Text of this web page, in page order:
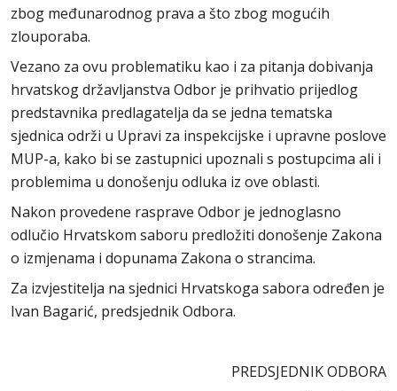
zbog međunarodnog prava a što zbog mogućih
zlouporaba.
Vezano za ovu problematiku kao i za pitanja dobivanja
hrvatskog državljanstva Odbor je prihvatio prijedlog
predstavnika predlagatelja da se jedna tematska
sjednica održi u Upravi za inspekcijske i upravne poslove
MUP-a, kako bi se zastupnici upoznali s postupcima ali i
problemima u donošenju odluka iz ove oblasti.
Nakon provedene rasprave Odbor je jednoglasno
odlučio Hrvatskom saboru predložiti donošenje Zakona
o izmjenama i dopunama Zakona o strancima.
Za izvjestitelja na sjednici Hrvatskoga sabora određen je
Ivan Bagarić, predsjednik Odbora.
PREDSJEDNIK ODBORA